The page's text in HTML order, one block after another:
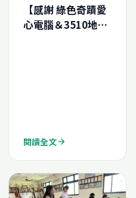
【感謝 綠色奇蹟愛
心電腦＆3510地區
閱讀全文arrow_forward